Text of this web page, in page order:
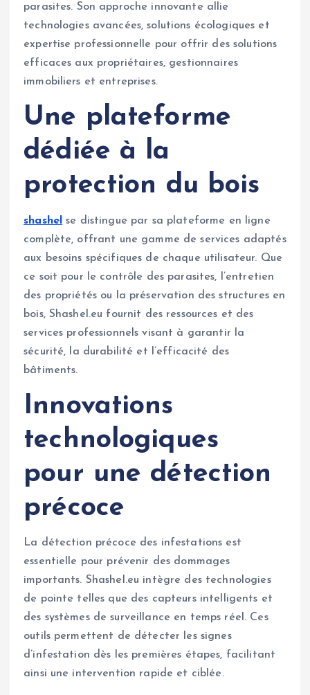
parasites. Son approche innovante allie
technologies avancées, solutions écologiques et
expertise professionnelle pour offrir des solutions
efficaces aux propriétaires, gestionnaires
immobiliers et entreprises.
Une plateforme
dédiée à la
protection du bois
shashel se distingue par sa plateforme en ligne
complète, offrant une gamme de services adaptés
aux besoins spécifiques de chaque utilisateur. Que
ce soit pour le contrôle des parasites, l’entretien
des propriétés ou la préservation des structures en
bois, Shashel.eu fournit des ressources et des
services professionnels visant à garantir la
sécurité, la durabilité et l’efficacité des
bâtiments.
Innovations
technologiques
pour une détection
précoce
La détection précoce des infestations est
essentielle pour prévenir des dommages
importants. Shashel.eu intègre des technologies
de pointe telles que des capteurs intelligents et
des systèmes de surveillance en temps réel. Ces
outils permettent de détecter les signes
d’infestation dès les premières étapes, facilitant
ainsi une intervention rapide et ciblée.